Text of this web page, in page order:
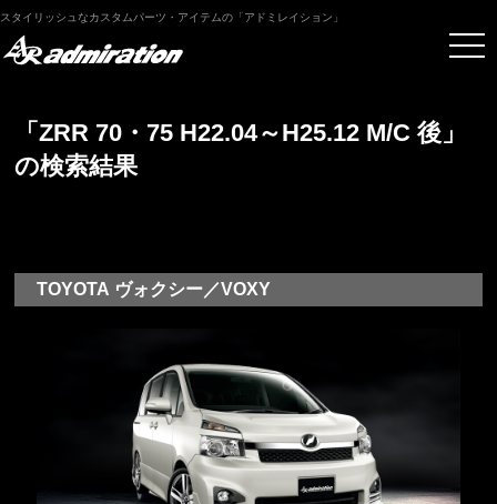
スタイリッシュなカスタムパーツ・アイテムの「アドミレイション」
「ZRR 70・75 H22.04～H25.12 M/C 後」
の検索結果
TOYOTA ヴォクシー／VOXY